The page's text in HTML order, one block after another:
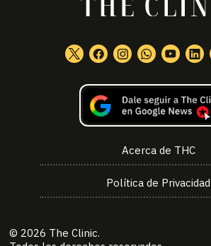
Acerca de THC
Política de Privacidad
© 2026 The Clinic.